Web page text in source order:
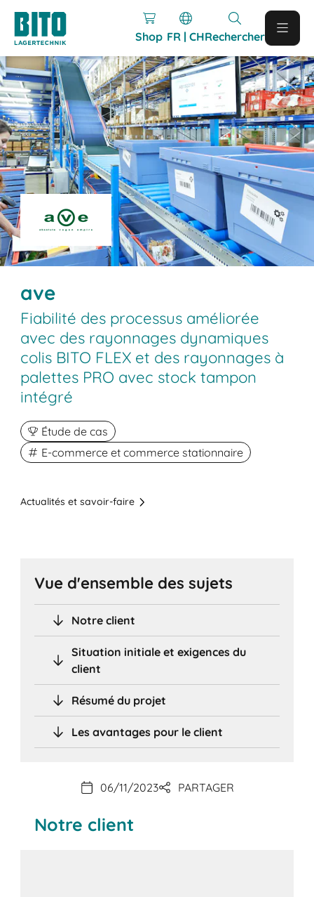
Shop FR | CHRechercher
ave
Fiabilité des processus améliorée
avec des rayonnages dynamiques
colis BITO FLEX et des rayonnages à
palettes PRO avec stock tampon
intégré
Étude de cas
E-commerce et commerce stationnaire
Actualités et savoir-faire
Vue d'ensemble des sujets
Notre client
Situation initiale et exigences du
client
Résumé du projet
Les avantages pour le client
06/11/2023 PARTAGER
Notre client